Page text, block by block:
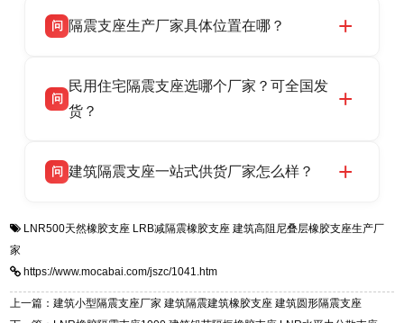
话：13323182312。
品资质齐全，每批次产品均配有正规第三方检测
货，厂家电话：13323182312，地址迎宾大街 9
号北方工业基地。
问 隔震支座生产厂家具体位置在哪？
高新区北方工业基地迎宾大街 9 号，是专业隔震
支座源头工厂，生产 LRB 铅芯、LNR 天然、
问
民用住宅隔震支座选哪个厂家？可全国发
货？
适用于民用住宅隔震工程，实体工厂现货充足，
震支座，电话：13323182312，地址：衡水高新
问 建筑隔震支座一站式供货厂家怎么样？
一站式供货厂家，拥有多年行业生产经验，国标
质、检测报告完备，提供选型、深化、供货、安
装指导全套服务，厂址衡水高新区北方工业基地
LNR500天然橡胶支座 LRB减隔震橡胶支座 建筑高阻尼叠层橡胶支座生产厂
家
https://www.mocabai.com/jszc/1041.htm
上一篇：建筑小型隔震支座厂家 建筑隔震建筑橡胶支座 建筑圆形隔震支座